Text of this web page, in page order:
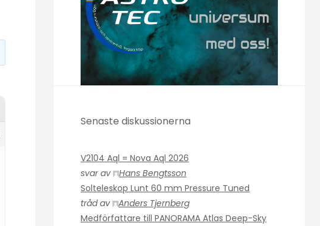
Senaste diskussionerna
V2104 Aql = Nova Aql 2026
svar av
Hans Bengtsson
Solteleskop Lunt 60 mm Pressure Tuned
tråd av
Anders Tjernberg
Medförfattare till PANORAMA Atlas Deep-Sky